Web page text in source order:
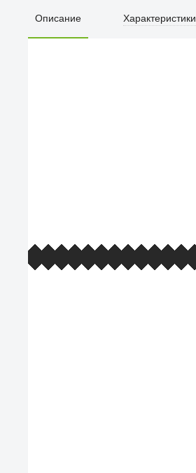
Описание Характеристики